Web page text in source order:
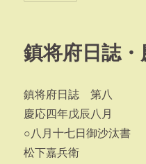
鎮将府日誌
鎮将府日誌 第八
慶応四年戊辰八月
○八月十七日御沙汰書
松下嘉兵衛